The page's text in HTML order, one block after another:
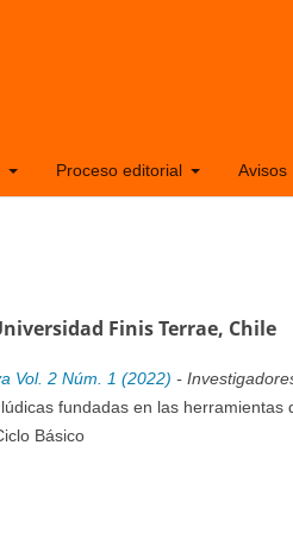
Proceso editorial Avisos
Finis Terrae, Chile
Vol. 2 Núm. 1 (2022) -
fundadas en las
Básico